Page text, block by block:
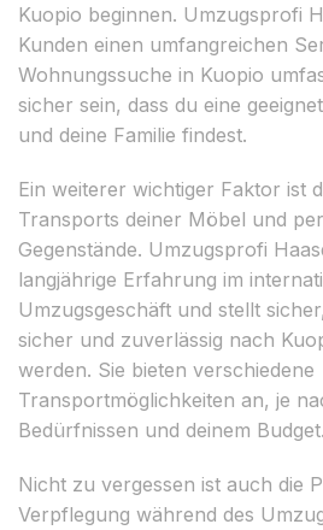
Kuopio beginnen. Umzugsprofi
Kunden einen umfangreichen
Wohnungssuche in Kuopio
sicher sein, dass du eine
und deine Familie findest.
Ein weiterer wichtiger Faktor ist
Transports deiner Möbel und
Gegenstände. Umzugsprofi
langjährige Erfahrung im
Umzugsgeschäft und stellt
sicher und zuverlässig nach
werden. Sie bieten verschiedene
Transportmöglichkeiten an, je
Bedürfnissen und deinem Budget.
Nicht zu vergessen ist auch die
Verpflegung während des